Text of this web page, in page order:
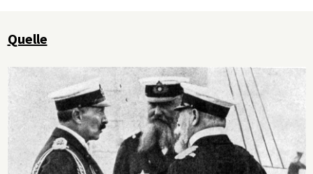
Quelle